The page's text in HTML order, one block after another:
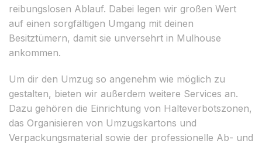
reibungslosen Ablauf. Dabei legen wir großen Wert
auf einen sorgfältigen Umgang mit deinen
Besitztümern, damit sie unversehrt in Mulhouse
ankommen.
Um dir den Umzug so angenehm wie möglich zu
gestalten, bieten wir außerdem weitere Services an.
Dazu gehören die Einrichtung von Halteverbotszonen,
das Organisieren von Umzugskartons und
Verpackungsmaterial sowie der professionelle Ab- und